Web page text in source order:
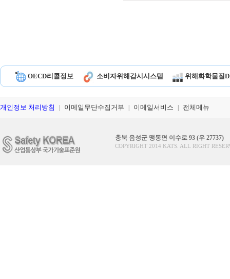
OECD리콜정보 소비자위해감시시스템 위해화학물질
개인정보 처리방침 이메일무단수집거부 이메일서비스 전체메뉴
충북 음성군 맹동면 이수로 93 (우 27737)
COPYRIGHT 2014 KATS. ALL RIGHT